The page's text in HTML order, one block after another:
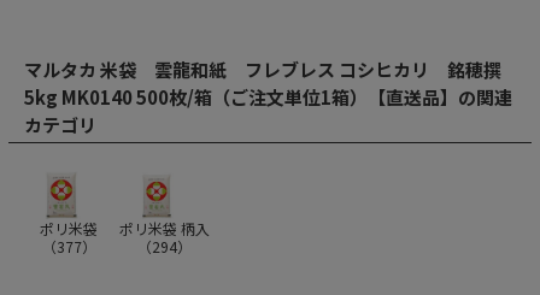
マルタカ 米袋 雲龍和紙 フレブレス コシヒカリ 銘穂撰
5kg MK0140 500枚/箱（ご注文単位1箱）【直送品】の関連
カテゴリ
ポリ米袋
（377）
ポリ米袋 柄入
（294）